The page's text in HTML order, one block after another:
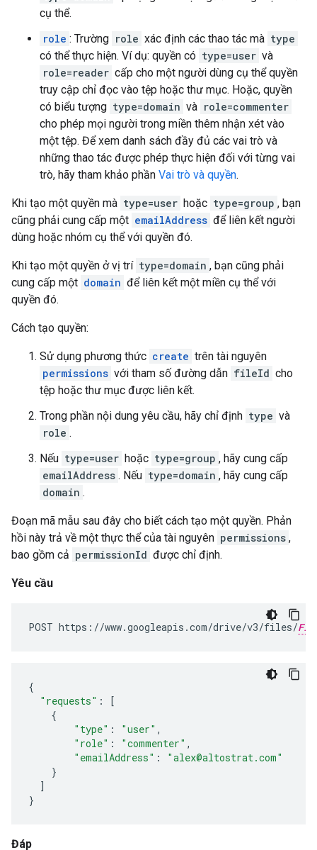
cụ thể.
role : Trường role xác định các thao tác mà type
có thể thực hiện. Ví dụ: quyền có type=user và
role=reader cấp cho một người dùng cụ thể quyền
truy cập chỉ đọc vào tệp hoặc thư mục. Hoặc, quyền
có biểu tượng type=domain và role=commenter
cho phép mọi người trong miền thêm nhận xét vào
một tệp. Để xem danh sách đầy đủ các vai trò và
những thao tác được phép thực hiện đối với từng vai
trò, hãy tham khảo phần Vai trò và quyền.
Khi tạo một quyền mà type=user hoặc type=group , bạn
cũng phải cung cấp một emailAddress để liên kết người
dùng hoặc nhóm cụ thể với quyền đó.
Khi tạo một quyền ở vị trí type=domain , bạn cũng phải
cung cấp một domain để liên kết một miền cụ thể với
quyền đó.
Cách tạo quyền:
Sử dụng phương thức create trên tài nguyên
permissions với tham số đường dẫn fileId cho
tệp hoặc thư mục được liên kết.
Trong phần nội dung yêu cầu, hãy chỉ định type và
role .
Nếu type=user hoặc type=group , hãy cung cấp
emailAddress . Nếu type=domain , hãy cung cấp
domain .
Đoạn mã mẫu sau đây cho biết cách tạo một quyền. Phản
hồi này trả về một thực thể của tài nguyên permissions ,
bao gồm cả permissionId được chỉ định.
Yêu cầu
POST https://www.googleapis.com/drive/v3/files/
{
"requests" :
[
{
"type" : "user" ,
"role" : "commenter" ,
"emailAddress" :
"alex@altostrat.com"
}
]
}
Đáp